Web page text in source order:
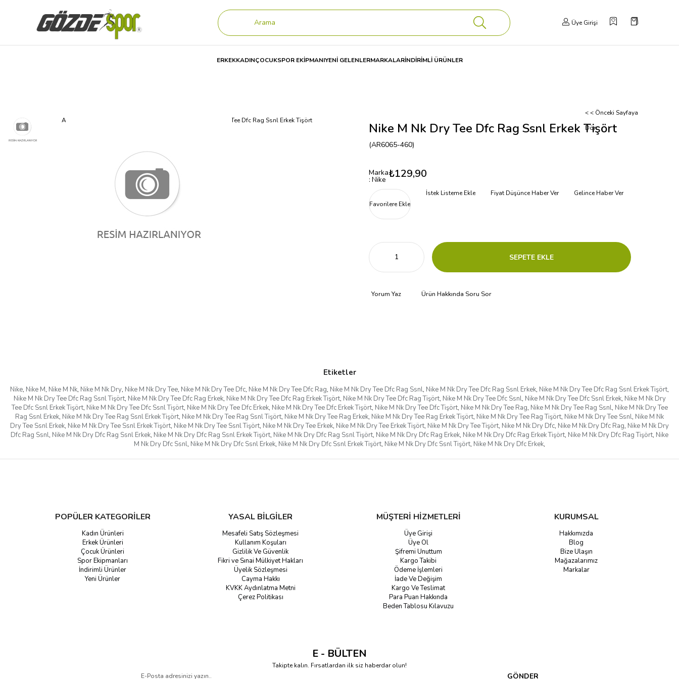
Üye Girişi
ERKEKKADINÇOCUKSPOR EKİPMANIYENİ GELENLERMARKALARİNDİRİMLİ ÜRÜNLER
Anasayfa Nike M Nk Dry Tee Dfc Rag Ssnl Erkek Tişört
< < Önceki Sayfaya
Dön
Nike M Nk Dry Tee Dfc Rag Ssnl Erkek Tişört
(AR6065-460)
Marka
: Nike ₺129,90
Favorilere Ekle
İstek Listeme Ekle Fiyat Düşünce Haber Ver Gelince Haber Ver
Yorum Yaz Ürün Hakkında Soru Sor
Etiketler
Nike, Nike M, Nike M Nk, Nike M Nk Dry, Nike M Nk Dry Tee, Nike M Nk Dry Tee Dfc, Nike M Nk Dry Tee Dfc Rag, Nike M Nk Dry Tee Dfc Rag Ssnl, Nike M Nk Dry Tee Dfc Rag Ssnl Erkek, Nike M Nk Dry Tee Dfc Rag Ssnl Erkek Tişört,
Nike M Nk Dry Tee Dfc Rag Ssnl Tişört, Nike M Nk Dry Tee Dfc Rag Erkek, Nike M Nk Dry Tee Dfc Rag Erkek Tişört, Nike M Nk Dry Tee Dfc Rag Tişört, Nike M Nk Dry Tee Dfc Ssnl, Nike M Nk Dry Tee Dfc Ssnl Erkek, Nike M Nk Dry
Tee Dfc Ssnl Erkek Tişört, Nike M Nk Dry Tee Dfc Ssnl Tişört, Nike M Nk Dry Tee Dfc Erkek, Nike M Nk Dry Tee Dfc Erkek Tişört, Nike M Nk Dry Tee Dfc Tişört, Nike M Nk Dry Tee Rag, Nike M Nk Dry Tee Rag Ssnl, Nike M Nk Dry Tee
Rag Ssnl Erkek, Nike M Nk Dry Tee Rag Ssnl Erkek Tişört, Nike M Nk Dry Tee Rag Ssnl Tişört, Nike M Nk Dry Tee Rag Erkek, Nike M Nk Dry Tee Rag Erkek Tişört, Nike M Nk Dry Tee Rag Tişört, Nike M Nk Dry Tee Ssnl, Nike M Nk
Dry Tee Ssnl Erkek, Nike M Nk Dry Tee Ssnl Erkek Tişört, Nike M Nk Dry Tee Ssnl Tişört, Nike M Nk Dry Tee Erkek, Nike M Nk Dry Tee Erkek Tişört, Nike M Nk Dry Tee Tişört, Nike M Nk Dry Dfc, Nike M Nk Dry Dfc Rag, Nike M Nk Dry
Dfc Rag Ssnl, Nike M Nk Dry Dfc Rag Ssnl Erkek, Nike M Nk Dry Dfc Rag Ssnl Erkek Tişört, Nike M Nk Dry Dfc Rag Ssnl Tişört, Nike M Nk Dry Dfc Rag Erkek, Nike M Nk Dry Dfc Rag Erkek Tişört, Nike M Nk Dry Dfc Rag Tişört, Nike
M Nk Dry Dfc Ssnl, Nike M Nk Dry Dfc Ssnl Erkek, Nike M Nk Dry Dfc Ssnl Erkek Tişört, Nike M Nk Dry Dfc Ssnl Tişört, Nike M Nk Dry Dfc Erkek,
POPÜLER KATEGORİLER
Kadın Ürünleri
Erkek Ürünleri
Çocuk Ürünleri
Spor Ekipmanları
İndirimli Ürünler
Yeni Ürünler
YASAL BİLGİLER
Mesafeli Satış Sözleşmesi
Kullanım Koşuları
Gizlilik Ve Güvenlik
Fikri ve Sınai Mülkiyet Hakları
Üyelik Sözleşmesi
Cayma Hakkı
KVKK Aydınlatma Metni
Çerez Politikası
MÜŞTERİ HİZMETLERİ
Üye Girişi
Üye Ol
Şifremi Unuttum
Kargo Takibi
Ödeme İşlemleri
İade Ve Değişim
Kargo Ve Teslimat
Para Puan Hakkında
Beden Tablosu Kılavuzu
KURUMSAL
Hakkımızda
Blog
Bize Ulaşın
Mağazalarımız
Markalar
E - BÜLTEN
Takipte kalın. Fırsatlardan ilk siz haberdar olun!
GÖNDER